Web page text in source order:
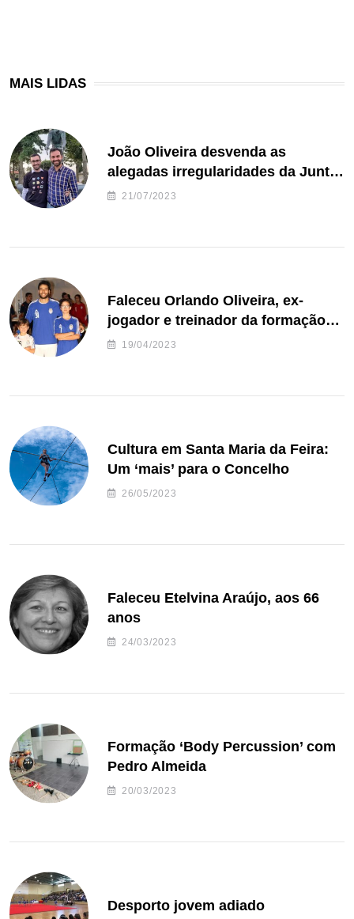
MAIS LIDAS
João Oliveira desvenda as
alegadas irregularidades da Junta
de Freguesia S. João de Ver
21/07/2023
Faleceu Orlando Oliveira, ex-
jogador e treinador da formação
de andebol do Feirense
19/04/2023
Cultura em Santa Maria da Feira:
Um ‘mais’ para o Concelho
26/05/2023
Faleceu Etelvina Araújo, aos 66
anos
24/03/2023
Formação ‘Body Percussion’ com
Pedro Almeida
20/03/2023
Desporto jovem adiado